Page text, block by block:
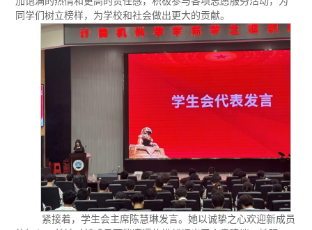
同学们树立榜样，为学校和社会做出更大的贡献。
紧接着，学生会主席陈慧琳发言。 她以诚挚之心欢迎新成员